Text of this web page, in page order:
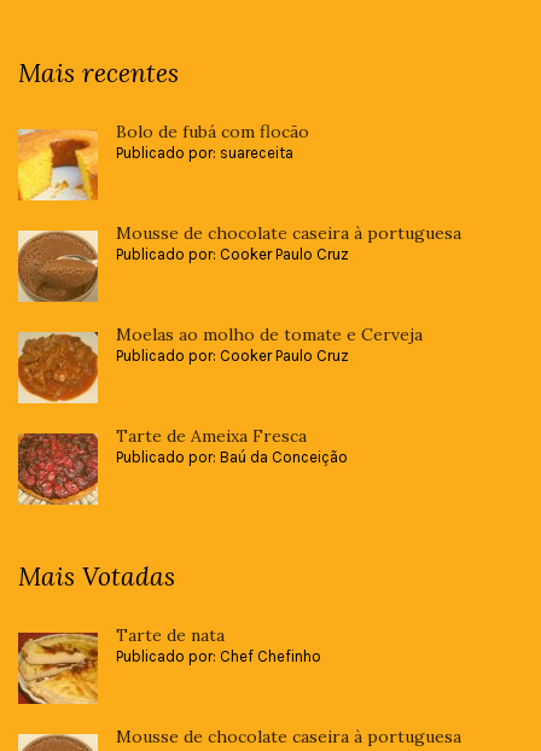
Mais recentes
Bolo de fubá com flocão
Publicado por: suareceita
Mousse de chocolate caseira à portuguesa
Publicado por: Cooker Paulo Cruz
Moelas ao molho de tomate e Cerveja
Publicado por: Cooker Paulo Cruz
Tarte de Ameixa Fresca
Publicado por: Baú da Conceição
Mais Votadas
Tarte de nata
Publicado por: Chef Chefinho
Mousse de chocolate caseira à portuguesa